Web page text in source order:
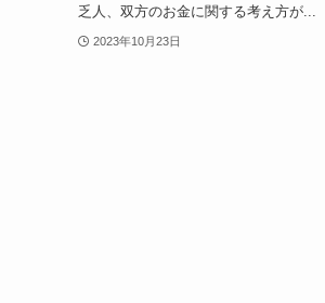
乏人、双方のお金に関する考え方が...
2023年10月23日